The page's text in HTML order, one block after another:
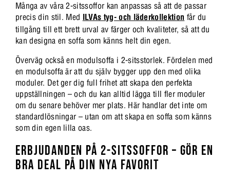
Många av våra 2-sitssoffor kan anpassas så att de passar
precis din stil. Med ILVAs tyg- och läderkollektion får du
tillgång till ett brett urval av färger och kvaliteter, så att du
kan designa en soffa som känns helt din egen.
Överväg också en modulsoffa i 2-sitsstorlek. Fördelen med
en modulsoffa är att du själv bygger upp den med olika
moduler. Det ger dig full frihet att skapa den perfekta
uppställningen – och du kan alltid lägga till fler moduler
om du senare behöver mer plats. Här handlar det inte om
standardlösningar – utan om att skapa en soffa som känns
som din egen lilla oas.
ERBJUDANDEN PÅ 2-SITSSOFFOR – GÖR EN
BRA DEAL PÅ DIN NYA FAVORIT